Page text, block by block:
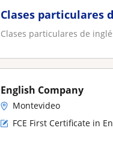
Clases particulares
Clases particulares de
English Company
Montevideo
FCE First Certificate in